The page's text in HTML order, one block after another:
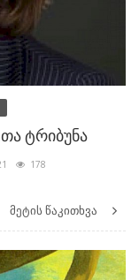
ტრიბუნა
178
მეტის წაკითხვა